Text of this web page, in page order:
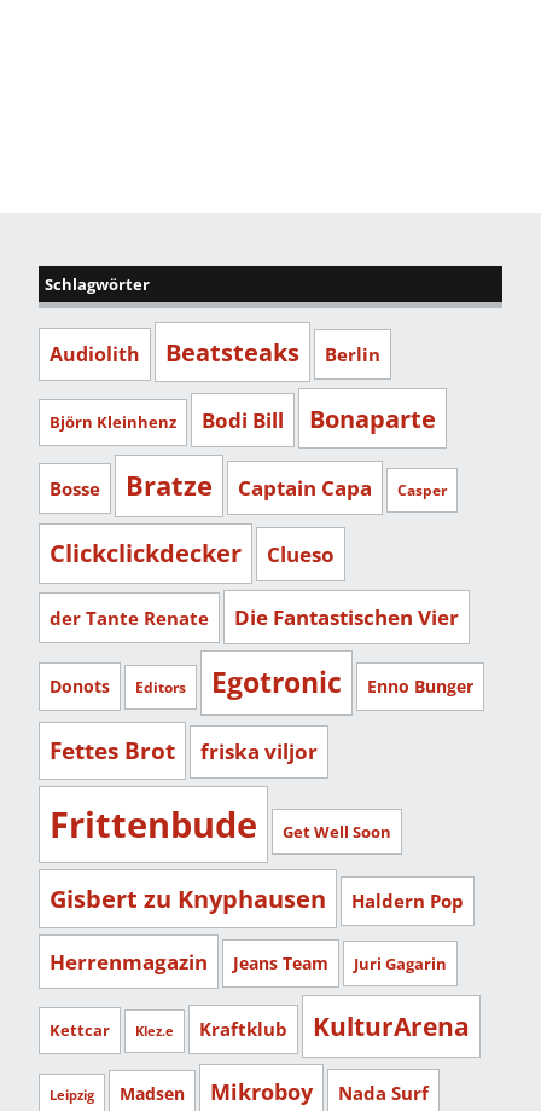
Schlagwörter
Audiolith Beatsteaks Berlin
Björn Kleinhenz Bodi Bill Bonaparte
Bosse Bratze Captain Capa Casper
Clickclickdecker Clueso
der Tante Renate Die Fantastischen Vier
Donots Editors Egotronic Enno Bunger
Fettes Brot friska viljor
Frittenbude Get Well Soon
Gisbert zu Knyphausen Haldern Pop
Herrenmagazin Jeans Team Juri Gagarin
Kettcar Klez.e Kraftklub KulturArena
Leipzig Madsen Mikroboy Nada Surf